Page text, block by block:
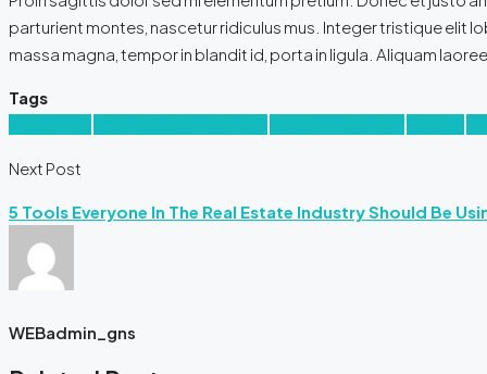
parturient montes, nascetur ridiculus mus. Integer tristique elit
massa magna, tempor in blandit id, porta in ligula. Aliquam
Tags
Next Post
5 Tools Everyone In The Real Estate Industry Should Be
WEBadmin_gns